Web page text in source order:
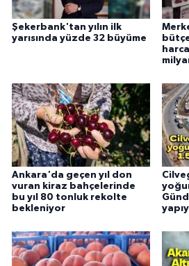
Şekerbank'tan yılın ilk
yarısında yüzde 32 büyüme
Ankara'da geçen yıl don
vuran kiraz bahçelerinde
bu yıl 80 tonluk rekolte
bekleniyor